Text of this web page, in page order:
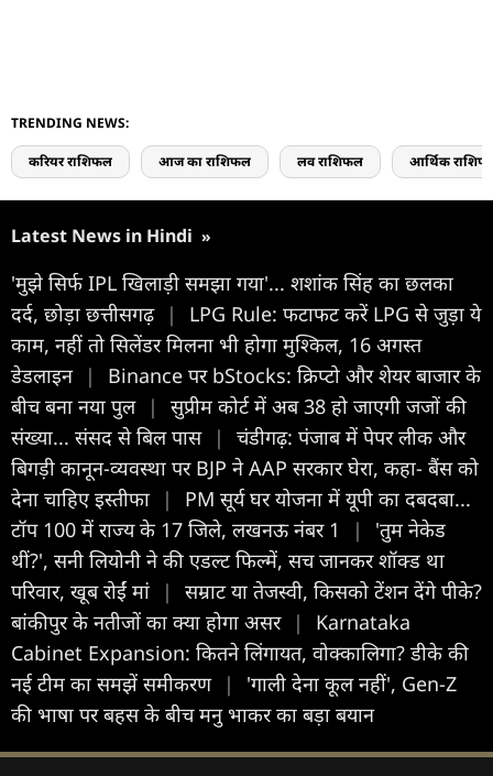
TRENDING NEWS:
करियर राशिफल आज का राशिफल लव राशिफल आर्थिक
Latest News in Hindi »
'मुझे सिर्फ IPL खिलाड़ी समझा गया'... शशांक सिंह का छलका
दर्द, छोड़ा छत्तीसगढ़ |
LPG Rule: फटाफट करें LPG से जुड़ा ये
काम, नहीं तो सिलेंडर मिलना भी होगा मुश्किल, 16 अगस्त
डेडलाइन |
Binance पर bStocks: क्रिप्टो और शेयर बाजार के
बीच बना नया पुल |
सुप्रीम कोर्ट में अब 38 हो जाएगी जजों की
संख्या... संसद से बिल पास |
चंडीगढ़: पंजाब में पेपर लीक और
बिगड़ी कानून-व्यवस्था पर BJP ने AAP सरकार घेरा, कहा- बैंस को
देना चाहिए इस्तीफा
|
PM सूर्य घर योजना में यूपी का दबदबा...
टॉप 100 में राज्य के 17 जिले, लखनऊ नंबर 1
|
'तुम नेकेड
थीं?', सनी लियोनी ने की एडल्ट फिल्में, सच जानकर शॉक्ड था
परिवार, खूब रोईं मां
|
सम्राट या तेजस्वी, किसको टेंशन देंगे पीके?
बांकीपुर के नतीजों का क्या होगा असर |
Karnataka
Cabinet Expansion: कितने लिंगायत, वोक्कालिगा? डीके की
नई टीम का समझें समीकरण |
'गाली देना कूल नहीं', Gen-Z
की भाषा पर बहस के बीच मनु भाकर का बड़ा बयान